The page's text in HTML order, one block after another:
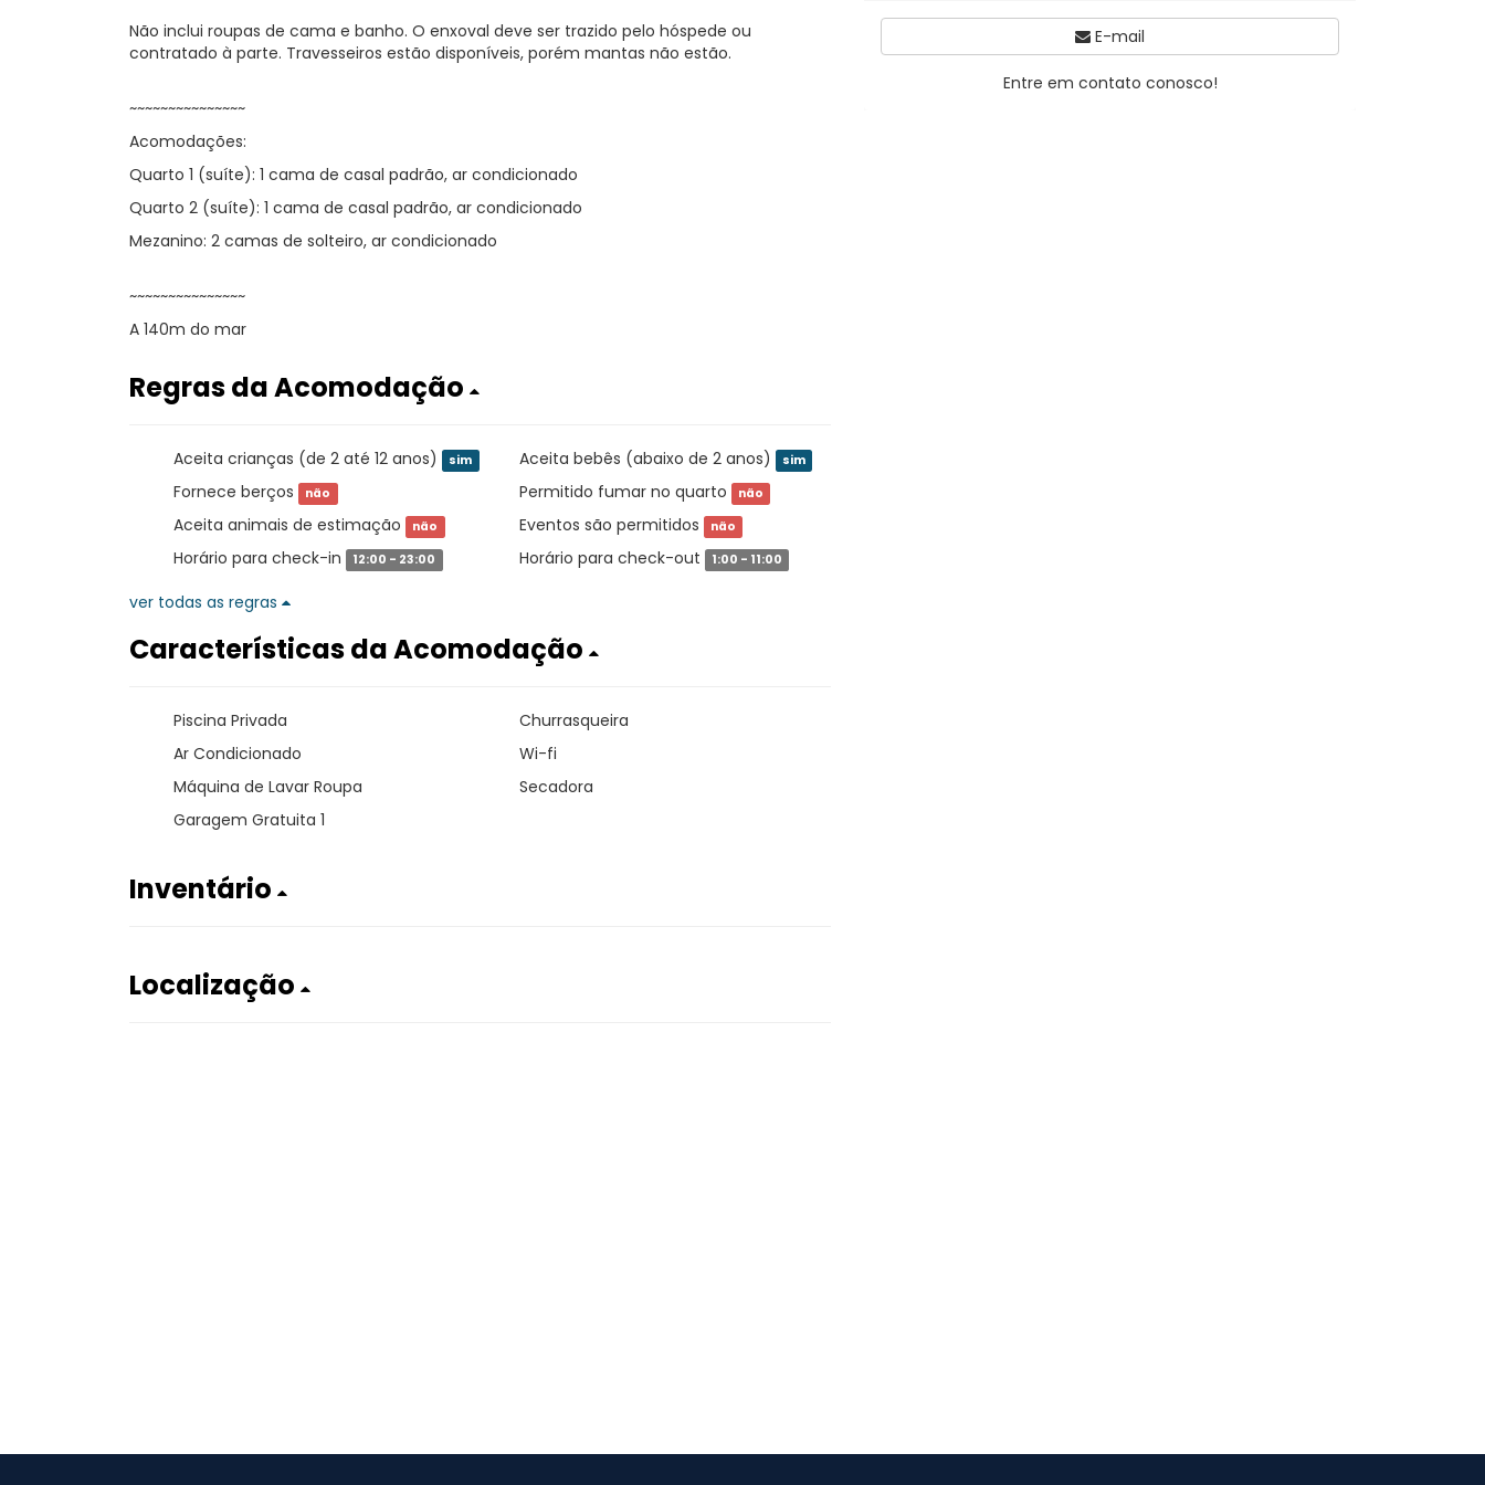
Não inclui roupas de cama e banho. O enxoval deve ser trazido pelo hóspede ou
contratado à parte. Travesseiros estão disponíveis, porém mantas não estão.
~~~~~~~~~~~~~~~
Acomodações:
Quarto 1 (suíte): 1 cama de casal padrão, ar condicionado
Quarto 2 (suíte): 1 cama de casal padrão, ar condicionado
Mezanino: 2 camas de solteiro, ar condicionado
~~~~~~~~~~~~~~~
A 140m do mar
Regras da Acomodação
Aceita crianças (de 2 até 12 anos) sim Aceita bebês (abaixo de 2 anos) sim
Fornece berços não Permitido fumar no quarto não
Aceita animais de estimação não Eventos são permitidos não
Horário para check-in 12:00 - 23:00 Horário para check-out 1:00 - 11:00
ver todas as regras
Características da Acomodação
Piscina Privada
Churrasqueira
Ar Condicionado
Wi-fi
Máquina de Lavar Roupa
Secadora
Garagem Gratuita 1
Inventário
Localização
E-mail
Entre em contato conosco!